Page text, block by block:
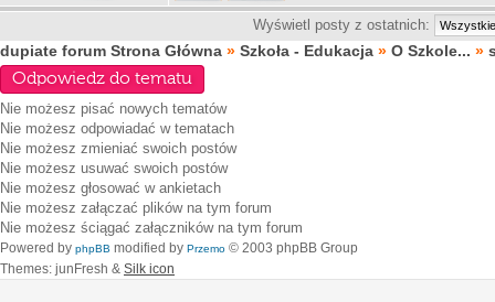
Wyświetl posty z ostatnich:
dupiate forum Strona Główna » Szkoła - Edukacja » O Szkole... »
Odpowiedz do tematu
Nie możesz pisać nowych tematów
Nie możesz odpowiadać w tematach
Nie możesz zmieniać swoich postów
Nie możesz usuwać swoich postów
Nie możesz głosować w ankietach
Nie możesz załączać plików na tym forum
Nie możesz ściągać załączników na tym forum
Powered by phpBB modified by Przemo © 2003 phpBB Group
Themes: junFresh & Silk icon